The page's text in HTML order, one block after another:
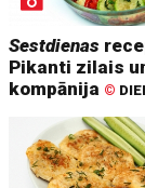
Sestdienas
Pikanti zilais
kompānija ©